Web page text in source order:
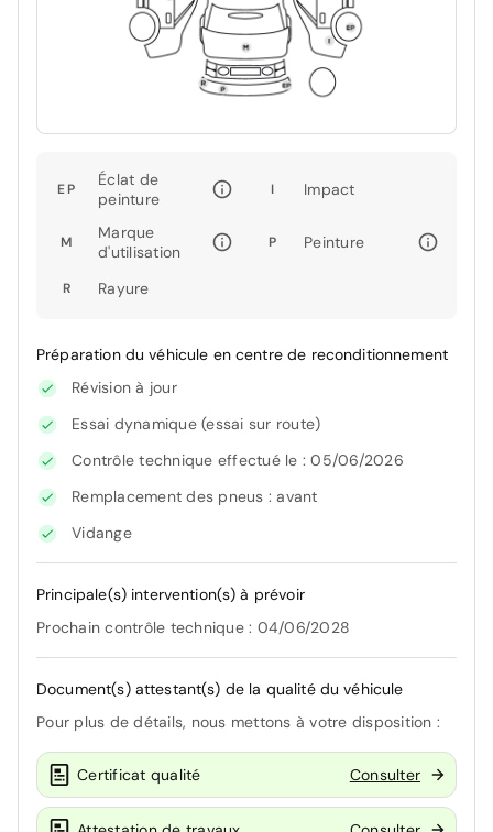
EP
Éclat de
peinture
I Impact
M
Marque
d'utilisation
P Peinture
R Rayure
Préparation du véhicule en centre de reconditionnement
Révision à jour
Essai dynamique (essai sur route)
Contrôle technique effectué le : 05/06/2026
Remplacement des pneus : avant
Vidange
Principale(s) intervention(s) à prévoir
Prochain contrôle technique : 04/06/2028
Document(s) attestant(s) de la qualité du véhicule
Pour plus de détails, nous mettons à votre disposition :
Certificat qualité Consulter